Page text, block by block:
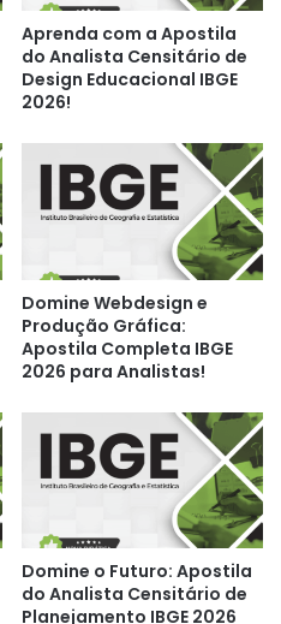
Aprenda com a Apostila
do Analista Censitário de
Design Educacional IBGE
2026!
Domine Webdesign e
Produção Gráfica:
Apostila Completa IBGE
2026 para Analistas!
Domine o Futuro: Apostila
do Analista Censitário de
Planejamento IBGE 2026